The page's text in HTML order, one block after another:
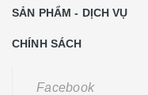
SẢN PHẨM - DỊCH VỤ
CHÍNH SÁCH
Facebook